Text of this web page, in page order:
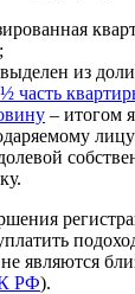
из
½ часть
– итогом
являются
РФ).